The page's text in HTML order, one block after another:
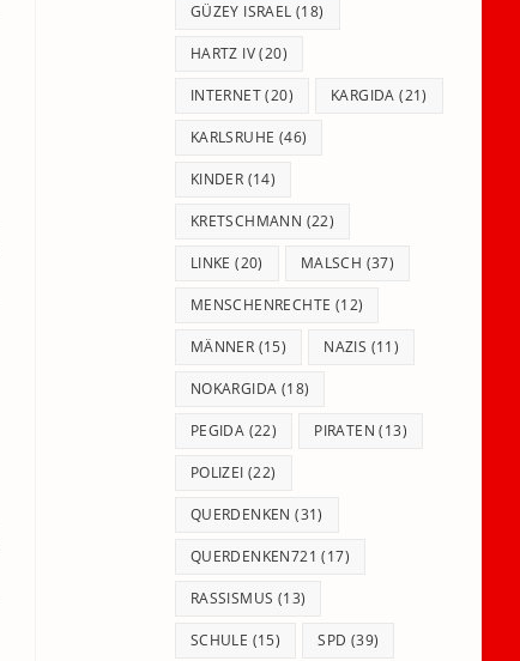
GÜZEY ISRAEL (18)
HARTZ IV(20)
INTERNET(20) KARGIDA (21)
KARLSRUHE (46)
KINDER (14)
KRETSCHMANN (22)
LINKE (20) MALSCH (37)
MENSCHENRECHTE (12)
MÄNNER (15) NAZIS (11)
NOKARGIDA (18)
PEGIDA (22) PIRATEN (13)
POLIZEI (22)
QUERDENKEN (31)
QUERDENKEN721 (17)
RASSISMUS (13)
SCHULE (15) SPD (39)